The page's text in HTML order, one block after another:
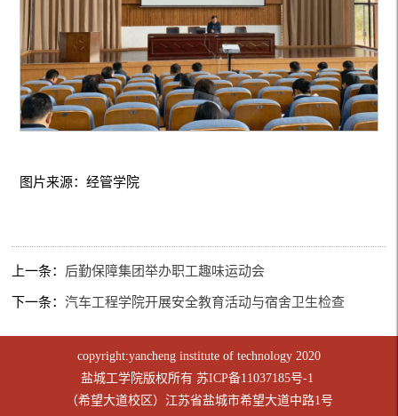
图片来源：经管学院
上一条： 后勤保障集团举办职工趣味运动会
下一条：汽车工程学院开展安全教育活动与宿舍卫生检查
copyright:yancheng institute of technology 2020
盐城工学院版权所有 苏ICP备11037185号-1
（希望大道校区）江苏省盐城市希望大道中路1号